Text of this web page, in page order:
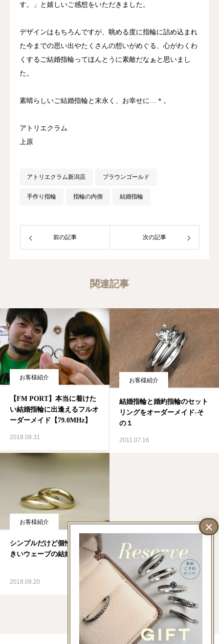
す。」と嬉しいご感想をいただきました。
デザインはもちろんですが、眺める度に指輪に詰め込まれ
た今までの思い出やたくさんの想いがめぐる、心がわくわ
くするご結婚指輪ってほんとうに素敵だなぁと思いまし
た。
素晴らしいご結婚指輪と末永く、お幸せに…＊。
アトリエクラム
上原
アトリエクラム新潟店 ブラウンゴールド
手作り指輪 指輪の内側 結婚指輪
前の記事 次の記事
関連記事
お客様紹介
【FM PORT】本当に着けた
い結婚指輪に出逢えるフルオ
ーダーメイド【79.0MHz】
2018.08.31
お客様紹介
結婚指輪と婚約指輪のセット
リングをオーダーメイド-そ
の１
2011.07.16
お客様紹介
シンプルだけど個性が光る大
きいウェーブの結婚指輪
2018.09.20